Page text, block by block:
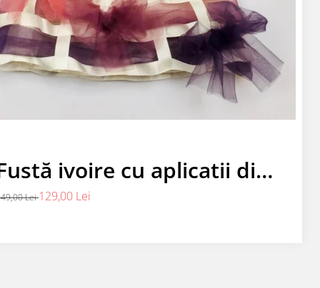
ivoire cu aplicatii din
10 culori
Lei129,00 Lei